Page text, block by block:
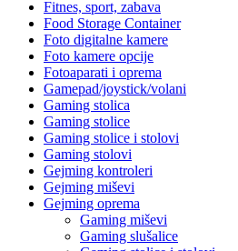
Fitnes, sport, zabava
Food Storage Container
Foto digitalne kamere
Foto kamere opcije
Fotoaparati i oprema
Gamepad/joystick/volani
Gaming stolica
Gaming stolice
Gaming stolice i stolovi
Gaming stolovi
Gejming kontroleri
Gejming miševi
Gejming oprema
Gaming miševi
Gaming slušalice